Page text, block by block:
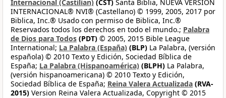
Internacional (Castilian) (CST) Santa Biblia, NUEVA VERSIÓN
INTERNACIONAL® NVI® (Castellano) © 1999, 2005, 2017 por
Biblica, Inc.® Usado con permiso de Biblica, Inc.®
Reservados todos los derechos en todo el mundo.; Palabra
de Dios para Todos (PDT) © 2005, 2015 Bible League
International; La Palabra (España) (BLP) La Palabra, (versión
española) © 2010 Texto y Edición, Sociedad Bíblica de
España; La Palabra (Hispanoamérica) (BLPH) La Palabra,
(versión hispanoamericana) © 2010 Texto y Edición,
Sociedad Bíblica de España; Reina Valera Actualizada (RVA-
2015) Version Reina Valera Actualizada, Copyright © 2015